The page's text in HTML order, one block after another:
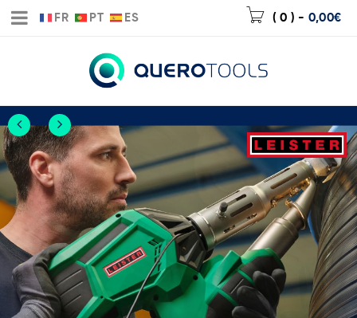
FR PT ES ( 0 ) - 0,00€
extrusora